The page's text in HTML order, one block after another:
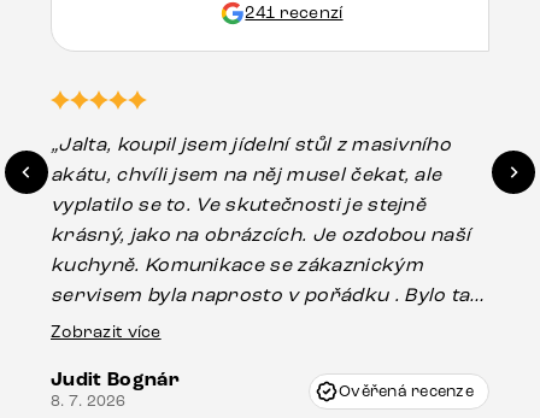
241 recenzí
„Jalta, koupil jsem jídelní stůl z masivního
akátu, chvíli jsem na něj musel čekat, ale
vyplatilo se to. Ve skutečnosti je stejně
krásný, jako na obrázcích. Je ozdobou naší
kuchyně. Komunikace se zákaznickým
servisem byla naprosto v pořádku . Bylo tam
drobné poškození u nohy stolu, které mohlo
Vincze mi velmi korektně vyšli vstříc.
Zobrazit více
Judit Bognár
8. 7. 2026 Ověřená recenze